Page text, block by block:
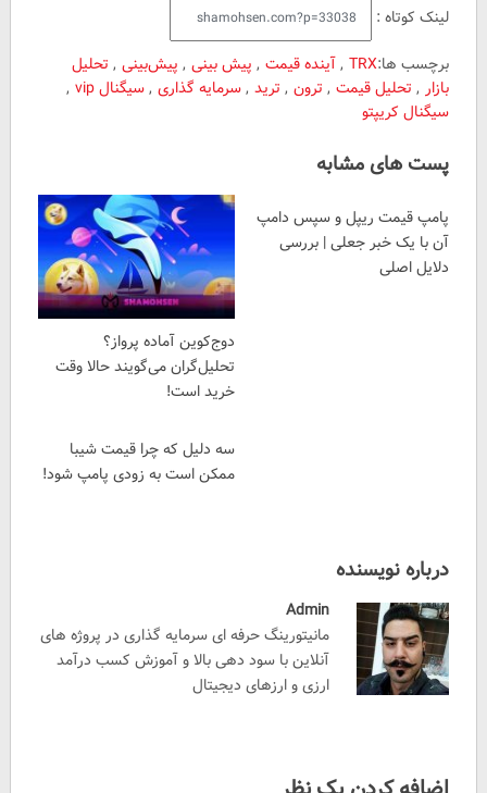
لینک کوتاه :
برچسب ها:TRX
,آینده قیمت , پیش بینی , پیش‌بینی , تحلیل
بازار , تحلیل قیمت , ترون , ترید ,سرمایه گذاری ,سیگنال vip
,
سیگنال کریپتو
پست های مشابه
دوج‌کوین آماده پرواز؟
تحلیل‌گران می‌گویند حالا وقت
خرید است!
پامپ قیمت ریپل و سپس دامپ
آن با یک خبر جعلی | بررسی
دلایل اصلی
سه دلیل که چرا قیمت شیبا
ممکن است به زودی پامپ شود!
درباره نویسنده
Admin
مانیتورینگ حرفه ای سرمایه گذاری در پروژه های
آنلاین با سود دهی بالا و آموزش کسب درآمد
ارزی و ارزهای دیجیتال